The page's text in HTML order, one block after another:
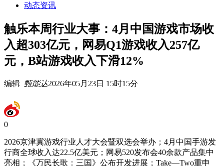
动态资讯
触乐本周行业大事：4月中国游戏市场收
入超303亿元，网易Q1游戏收入257亿
元，B站游戏收入下滑12%
编辑 甄能达2026年05月23日 15时15分
0
2026京津冀游戏行业人才大会暨双选会举办；4月中国手游发
行商全球收入达22.5亿美元；网易520发布会40余款产品集中
亮相；《万民长歌：三国》公布开发进展；Take—Two重申